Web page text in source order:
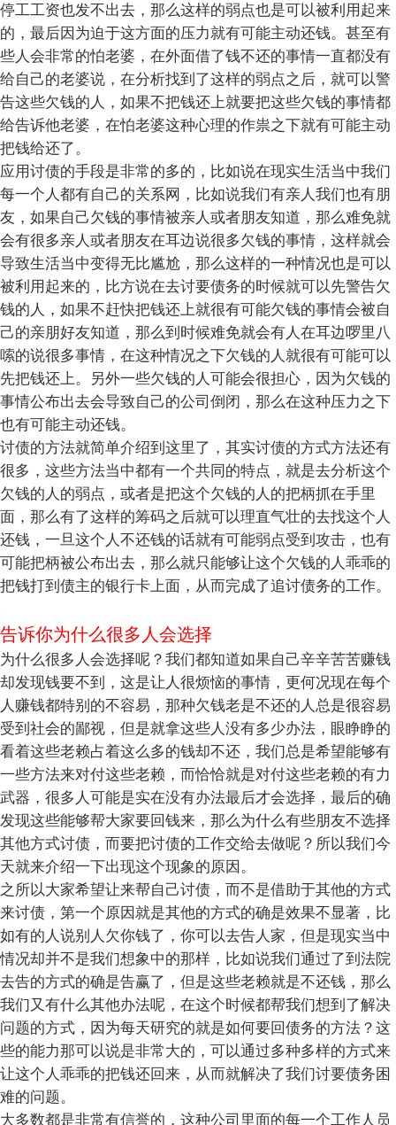
停工工资也发不出去，那么这样的弱点也是可以被利用起来
的，最后因为迫于这方面的压力就有可能主动还钱。甚至有
些人会非常的怕老婆，在外面借了钱不还的事情一直都没有
给自己的老婆说，在分析找到了这样的弱点之后，就可以警
告这些欠钱的人，如果不把钱还上就要把这些欠钱的事情都
给告诉他老婆，在怕老婆这种心理的作祟之下就有可能主动
把钱给还了。
应用讨债的手段是非常的多的，比如说在现实生活当中我们
每一个人都有自己的关系网，比如说我们有亲人我们也有朋
友，如果自己欠钱的事情被亲人或者朋友知道，那么难免就
会有很多亲人或者朋友在耳边说很多欠钱的事情，这样就会
导致生活当中变得无比尴尬，那么这样的一种情况也是可以
被利用起来的，比方说在去讨要债务的时候就可以先警告欠
钱的人，如果不赶快把钱还上就很有可能欠钱的事情会被自
己的亲朋好友知道，那么到时候难免就会有人在耳边啰里八
嗦的说很多事情，在这种情况之下欠钱的人就很有可能可以
先把钱还上。另外一些欠钱的人可能会很担心，因为欠钱的
事情公布出去会导致自己的公司倒闭，那么在这种压力之下
也有可能主动还钱。
讨债的方法就简单介绍到这里了，其实讨债的方式方法还有
很多，这些方法当中都有一个共同的特点，就是去分析这个
欠钱的人的弱点，或者是把这个欠钱的人的把柄抓在手里
面，那么有了这样的筹码之后就可以理直气壮的去找这个人
还钱，一旦这个人不还钱的话就有可能弱点受到攻击，也有
可能把柄被公布出去，那么就只能够让这个欠钱的人乖乖的
把钱打到债主的银行卡上面，从而完成了追讨债务的工作。
告诉你为什么很多人会选择
为什么很多人会选择呢？我们都知道如果自己辛辛苦苦赚钱
却发现钱要不到，这是让人很烦恼的事情，更何况现在每个
人赚钱都特别的不容易，那种欠钱老是不还的人总是很容易
受到社会的鄙视，但是就拿这些人没有多少办法，眼睁睁的
看着这些老赖占着这么多的钱却不还，我们总是希望能够有
一些方法来对付这些老赖，而恰恰就是对付这些老赖的有力
武器，很多人可能是实在没有办法最后才会选择，最后的确
发现这些能够帮大家要回钱来，那么为什么有些朋友不选择
其他方式讨债，而要把讨债的工作交给去做呢？所以我们今
天就来介绍一下出现这个现象的原因。
之所以大家希望让来帮自己讨债，而不是借助于其他的方式
来讨债，第一个原因就是其他的方式的确是效果不显著，比
如有的人说别人欠你钱了，你可以去告人家，但是现实当中
情况却并不是我们想象中的那样，比如说我们通过了到法院
去告的方式的确是告赢了，但是这些老赖就是不还钱，那么
我们又有什么其他办法呢，在这个时候都帮我们想到了解决
问题的方式，因为每天研究的就是如何要回债务的方法？这
些的能力那可以说是非常大的，可以通过多种多样的方式来
让这个人乖乖的把钱还回来，从而就解决了我们讨要债务困
难的问题。
大多数都是非常有信誉的，这种公司里面的每一个工作人员